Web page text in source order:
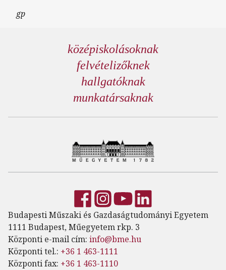
gp
középiskolásoknak
felvételizőknek
hallgatóknak
munkatársaknak
Budapesti Műszaki és Gazdaságtudományi Egyetem
1111 Budapest, Műegyetem rkp. 3
Központi e-mail cím: info@bme.hu
Központi tel.: +36 1 463-1111
Központi fax: +36 1 463-1110